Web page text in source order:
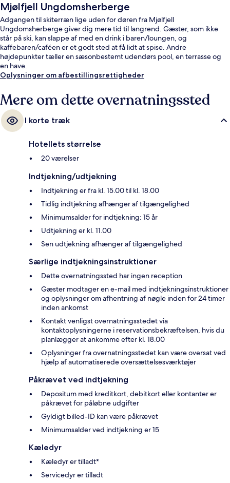
Mjølfjell Ungdomsherberge
Adgangen til skiterræn lige uden for døren fra Mjølfjell
Ungdomsherberge giver dig mere tid til langrend. Gæster, som ikke
står på ski, kan slappe af med en drink i baren/loungen, og
kaffebaren/caféen er et godt sted at få lidt at spise. Andre
højdepunkter tæller en sæsonbestemt udendørs pool, en terrasse og
en have.
Oplysninger om afbestillingsrettigheder
Mere om dette overnatningssted
I korte træk
Hotellets størrelse
20 værelser
Indtjekning/udtjekning
Indtjekning er fra kl. 15.00 til kl. 18.00
Tidlig indtjekning afhænger af tilgængelighed
Minimumsalder for indtjekning: 15 år
Udtjekning er kl. 11.00
Sen udtjekning afhænger af tilgængelighed
Særlige indtjekningsinstruktioner
Dette overnatningssted har ingen reception
Gæster modtager en e-mail med indtjekningsinstruktioner
og oplysninger om afhentning af nøgle inden for 24 timer
inden ankomst
Kontakt venligst overnatningsstedet via
kontaktoplysningerne i reservationsbekræftelsen, hvis du
planlægger at ankomme efter kl. 18.00
Oplysninger fra overnatningsstedet kan være oversat ved
hjælp af automatiserede oversættelsesværktøjer
Påkrævet ved indtjekning
Depositum med kreditkort, debitkort eller kontanter er
påkrævet for påløbne udgifter
Gyldigt billed-ID kan være påkrævet
Minimumsalder ved indtjekning er 15
Kæledyr
Kæledyr er tilladt*
Servicedyr er tilladt